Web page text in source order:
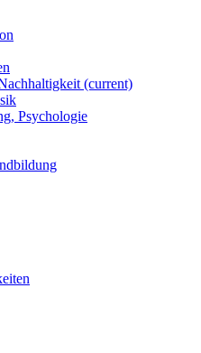
(current)
Psychologie